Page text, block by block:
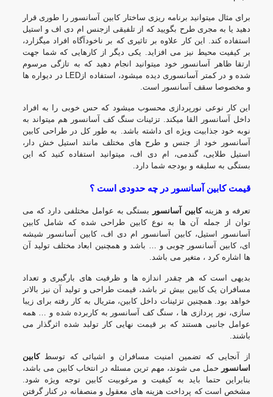
برای مثال میتوانید برنامه ریزی ساختار کابین آسانسور را طوری قرار
دهید یا به مجری طرح بگویید که از تلفیقی ازجنس ام دی اف و استیل
استفاده کند. این کار علاوه بر تاثیری که بر ناخودآگاه افراد میگزارد،
بر کیفیت محیط نیز می افزاید. یکی دیگر از کارهایی که شما جهت
ارتقا ظاهر آسانسور خود میتوانید انجام دهید که به تازگی مرسوم
شده و در کمتر آسانسوری دیده میشود، استفاده ازLED در دیواره ها
و مخصوصا سقف آسانسور است.
این کار نوعی نورپردازی محسوب میشود که حس خوبی را به افراد
داخل آسانسور القا میکند. تزئینات سنگ کف آسانسور هم میتواند به
نوبه خود جذابیت ویژه ای داشته باشد. به طور کل در طراحی کابین
آسانسور خود از جنس و طرح های مختلف مانند استیل خش دار،
استیل طلایی، گندمی، ام دی اف، میتوانید استفاده کنید که این
بستگی به سلیقه و بودجه شما دارد.
قیمت کابین آسانسور در چه حدودی است ؟
تعرفه و هزینهکابین آسانسور
بستگی به عوامل مختلفی دارد که می
توان از جمله آن ها به نوع کابین طراحی شده که شامل کابین
آسانسور استیل، کابین آسانسور ام دی اف، کابین آسانسور شیشه
ای، کابین آسانسور چوبی و … باشد و همچنین ابعاد مختلف تولید آن
ها اشاره کرد ، متغیر می باشد.
بدیهی است که هر چقدر اندازه ها و ظرفیت های بارگیری و تعداد
مسافران یک کابین بیش تر باشد، قیمت طراحی و تولید آن نیز بالاتر
خواهد بود. همچنین تزئینات داخل کابین، متریال به کار رفته برای زیبا
سازی، نور پردازی ها ، سنگ کف آسانسور به کاربرده شده و … همه
عوامل جانبی هستند که بر قیمت نهایی کار تولبد شده اثرگذار می
باشند.
از آنجایی که تضمین امنیت مسافران و اشیائی که توسطکابین
اسانسور حمل می شوند، مهم ترین مسئله در انتخاب کابین می باشد،
بنابراین حتما باید به کیفیت و مرغوبیت کابین توجه ویژه شود.
مشخص است که پرداخت هزینه های معقول و منصفانه در کنار گرفتن